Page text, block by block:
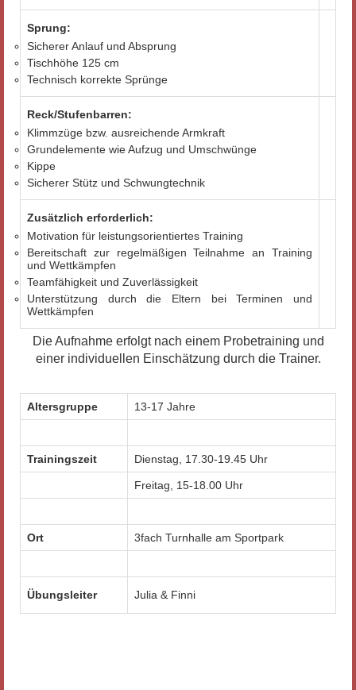
Sprung:
Sicherer Anlauf und Absprung
Tischhöhe 125 cm
Technisch korrekte Sprünge
Reck/Stufenbarren:
Klimmzüge bzw. ausreichende Armkraft
Grundelemente wie Aufzug und Umschwünge
Kippe
Sicherer Stütz und Schwungtechnik
Zusätzlich erforderlich:
Motivation für leistungsorientiertes Training
Bereitschaft zur regelmäßigen Teilnahme an Training
und Wettkämpfen
Teamfähigkeit und Zuverlässigkeit
Unterstützung durch die Eltern bei Terminen und
Wettkämpfen
Die Aufnahme erfolgt nach einem Probetraining und
einer individuellen Einschätzung durch die Trainer.
Altersgruppe 13-17 Jahre
Trainingszeit Dienstag, 17.30-19.45 Uhr
Freitag, 15-18.00 Uhr
Ort 3fach Turnhalle am Sportpark
Übungsleiter Julia & Finni